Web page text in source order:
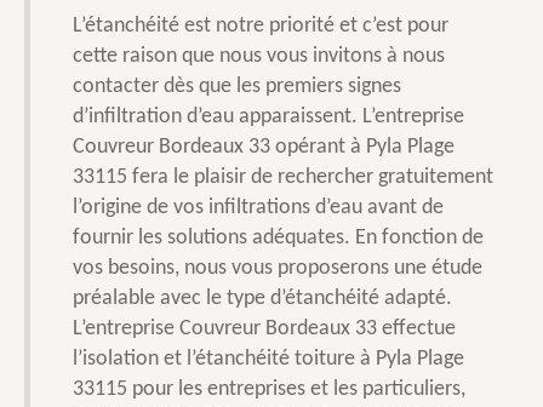
L’étanchéité est notre priorité et c’est pour
cette raison que nous vous invitons à nous
contacter dès que les premiers signes
d’infiltration d’eau apparaissent. L’entreprise
Couvreur Bordeaux 33 opérant à Pyla Plage
33115 fera le plaisir de rechercher gratuitement
l’origine de vos infiltrations d’eau avant de
fournir les solutions adéquates. En fonction de
vos besoins, nous vous proposerons une étude
préalable avec le type d’étanchéité adapté.
L’entreprise Couvreur Bordeaux 33 effectue
l’isolation et l’étanchéité toiture à Pyla Plage
33115 pour les entreprises et les particuliers,